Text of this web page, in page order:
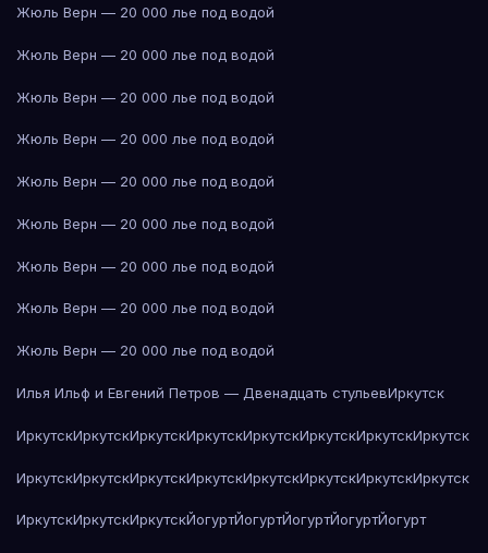
Жюль Верн — 20 000 лье под водой
Жюль Верн — 20 000 лье под водой
Жюль Верн — 20 000 лье под водой
Жюль Верн — 20 000 лье под водой
Жюль Верн — 20 000 лье под водой
Жюль Верн — 20 000 лье под водой
Жюль Верн — 20 000 лье под водой
Жюль Верн — 20 000 лье под водой
Жюль Верн — 20 000 лье под водой
Илья Ильф и Евгений Петров — Двенадцать стульевИркутск
ИркутскИркутскИркутскИркутскИркутскИркутскИркутскИркутск
ИркутскИркутскИркутскИркутскИркутскИркутскИркутскИркутск
ИркутскИркутскИркутскЙогуртЙогуртЙогуртЙогуртЙогурт